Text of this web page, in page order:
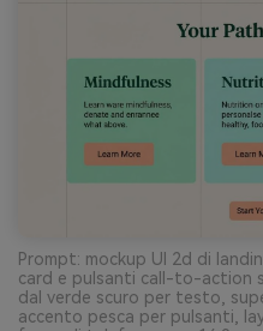
Prompt: mockup UI 2d di
card e pulsanti call-to-action
dal verde scuro per testo,
accento pesca per pulsanti,